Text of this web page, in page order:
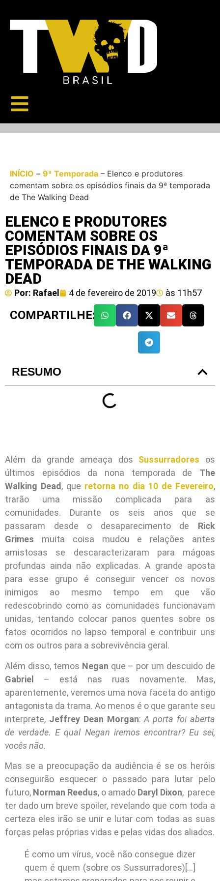
INÍCIO – 9ª Temporada – Elenco e produtores
comentam sobre os episódios finais da 9ª temporada
de The Walking Dead
ELENCO E PRODUTORES
COMENTAM SOBRE OS
EPISÓDIOS FINAIS DA 9ª
TEMPORADA DE THE WALKING
DEAD
Por: Rafael 4 de fevereiro de 2019 às 11h57
COMPARTILHE:
RESUMO
Além da grande ameaça dos Sussurradores
os
últimos episódios da nona temporada de The
Walking Dead, que retorna no dia 10 de Fevereiro,
trarão uma missão complicada para as
comunidades. Durante os seis anos que se
passaram desde o desaparecimento de Rick
Grimes muita coisa mudou e relações antes
amistosas se descaracterizaram para mágoas
profundas ainda não explicadas. A grande aposta
para esse grupo é conseguir vencer os novos
inimigos ao mesmo tempo em que vão
redescobrindo como as comunidades funcionavam
unidas, tentando colocar panos quentes sobre os
fatos ocorridos no lapso temporal e contribuir uns
com os outros para a sobrevivência geral.
Além disso, temos Negan que – por um descuido de
Gabriel – está nas ruas novamente. Mas,
aparentemente, veremos uma nova faceta do antigo
antagonista da trama. Ao menos é o que garante seu
interprete, Jeffrey Dean Morgan:A porta foi aberta
de verdade. E qual Negan iremos encontrar? Eu sei,
vocês não.
Mas se a preocupação da audiência é se os heróis
conseguirão esquecer o passado para lutar pelo
futuro, Norman Reedus, o amado Daryl Dixon, parece
ter dado um breve spoiler, revelando que com toda a
certeza eles irão se unir e lutar com todas as suas
forças pelas próprias vidas e pelas vidas dos aliados.
É como um vírus, você não consegue dizer
quem é quem (sobre os Sussurradores)[…]